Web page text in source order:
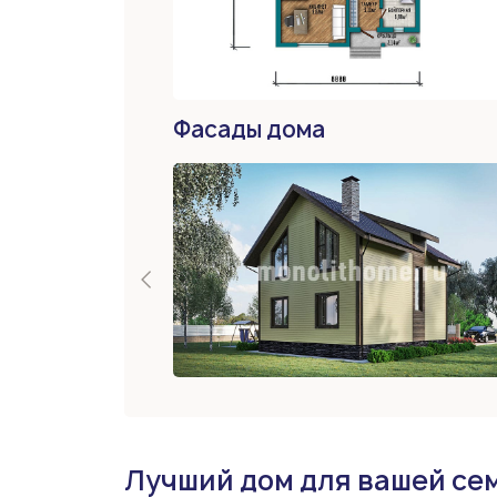
Фасады дома
Лучший дом для вашей